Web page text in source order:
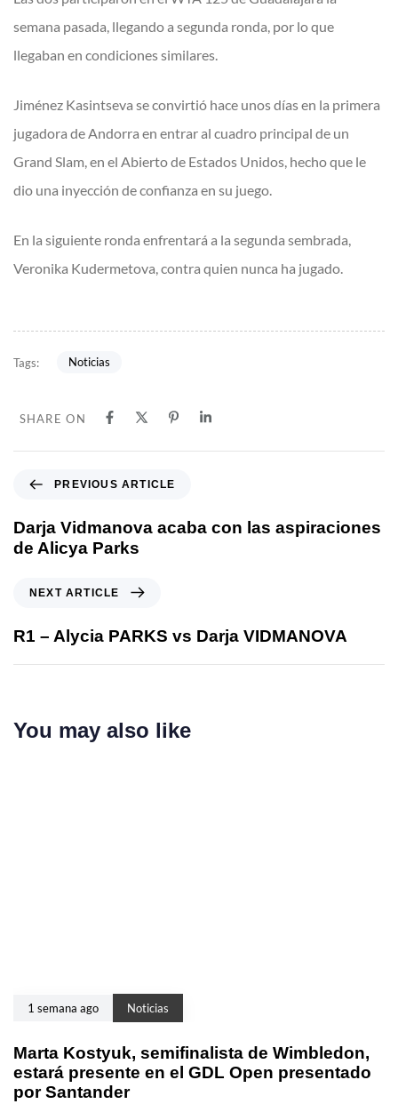
semana pasada, llegando a segunda ronda, por lo que
llegaban en condiciones similares.
Jiménez Kasintseva se convirtió hace unos días en la primera
jugadora de Andorra en entrar al cuadro principal de un
Grand Slam, en el Abierto de Estados Unidos, hecho que le
dio una inyección de confianza en su juego.
En la siguiente ronda enfrentará a la segunda sembrada,
Veronika Kudermetova, contra quien nunca ha jugado.
Tags: Noticias
SHARE ON
PREVIOUS ARTICLE
Darja Vidmanova acaba con las aspiraciones
de Alicya Parks
NEXT ARTICLE
R1 – Alycia PARKS vs Darja VIDMANOVA
You may also like
1 semana ago Noticias
Marta Kostyuk, semifinalista de Wimbledon,
estará presente en el GDL Open presentado
por Santander